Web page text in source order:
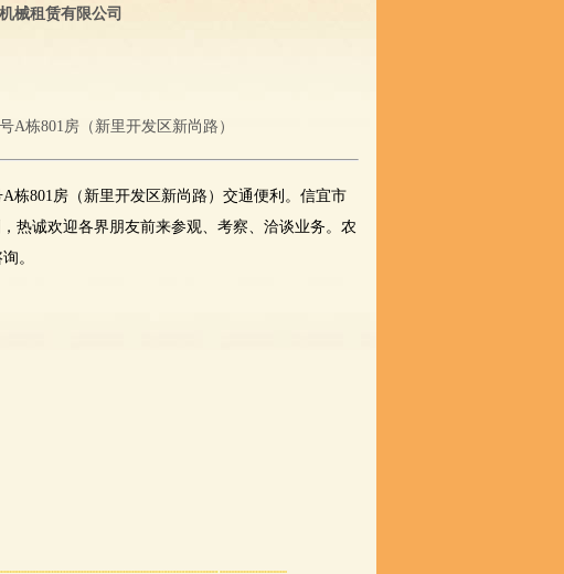
械租赁有限公司
A栋801房（新里开发区新尚路）
801房（新里开发区新尚路）交通便利。信宜市
热诚欢迎各界朋友前来参观、考察、洽谈业务。农
。